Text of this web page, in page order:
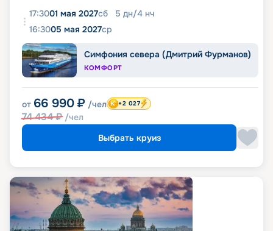
17:3001 мая 2027сб 5 дн/4 нч
16:3005 мая 2027ср
Симфония севера (Дмитрий Фурманов)
КОМФОРТ
от 66 990 ₽ /чел
74 434₽ /чел
+2 027
Выбрать круиз